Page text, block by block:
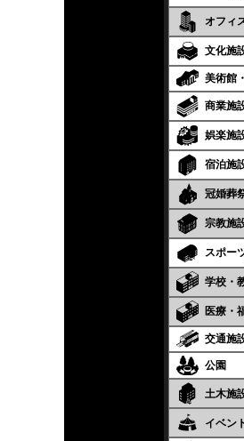
オフィ
文化施
美術館
商業施
娯楽施
宿泊施
冠婚葬
宗教施
スポー
学校・
医療・
交通施
公園
土木施
イベン